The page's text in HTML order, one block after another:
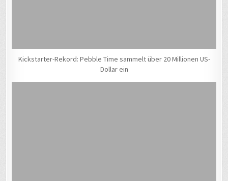
Kickstarter-Rekord: Pebble Time sammelt über 20 Millionen US-
Dollar ein